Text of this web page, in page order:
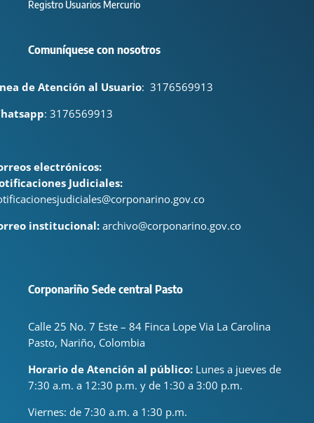
Registro Usuarios Mercurio
Comuníquese con nosotros
de Atención al Usuario: 3176569913
: 3176569913
electrónicos:
Judiciales:
institucional: archivo@corponarino.gov.co
Corponariño Sede central Pasto
Calle 25 No. 7 Este – 84 Finca Lope Via La Carolina
Pasto, Nariño, Colombia
Horario de Atención al público: Lunes a jueves de
7:30 a.m. a 12:30 p.m. y de 1:30 a 3:00 p.m.
Viernes: de 7:30 a.m. a 1:30 p.m.